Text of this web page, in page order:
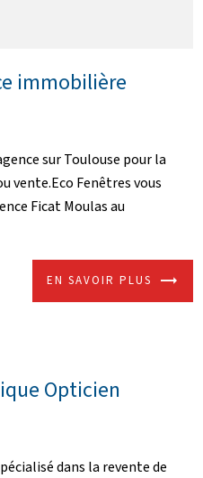
immobilière
sur Toulouse pour la
vente.Eco Fenêtres vous
Ficat Moulas au
EN SAVOIR PLUS
Opticien
dans la revente de